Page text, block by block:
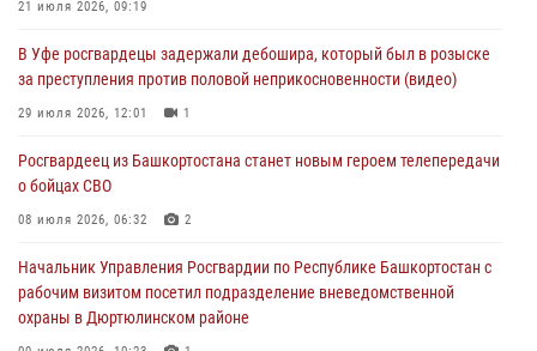
03 августа 2026, 04:15
Начальник отделения учёта и комплектования Росгвардии
Башкортостана ответил на вопросы граждан
30 июля 2026, 12:54
В Уфе росгвардецы задержали дебошира, который был в розыске
за преступления против половой неприкосновенности (видео)
29 июля 2026, 12:01 1
21 июля 2026, 09:19
В Уфе росгвардецы задержали дебошира, который был в розыске
за преступления против половой неприкосновенности (видео)
29 июля 2026, 12:01 1
Росгвардеец из Башкортостана станет новым героем телепередачи
о бойцах СВО
08 июля 2026, 06:32 2
Начальник Управления Росгвардии по Республике Башкортостан с
рабочим визитом посетил подразделение вневедомственной
охраны в Дюртюлинском районе